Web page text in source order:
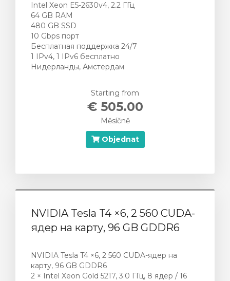
Intel Xeon E5-2630v4, 2.2 ГГц
64 GB RAM
480 GB SSD
10 Gbps порт
Бесплатная поддержка 24/7
1 IPv4, 1 IPv6 бесплатно
Нидерланды, Амстердам
Starting from
€ 505.00
Měsíčně
Objednat
NVIDIA Tesla T4 ×6, 2 560 CUDA-
ядер на карту, 96 GB GDDR6
NVIDIA Tesla T4 ×6, 2 560 CUDA-ядер на
карту, 96 GB GDDR6
2 × Intel Xeon Gold 5217, 3.0 ГГц, 8 ядер / 16